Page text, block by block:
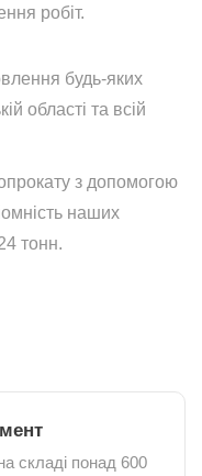
робіт.
будь-яких
області та всій
з допомогою
наших
тонн.
складі понад 600